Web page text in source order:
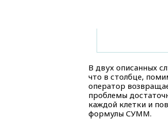
В двух описанных
что в столбце,
оператор
проблемы
каждой клетки и
формулы СУММ.